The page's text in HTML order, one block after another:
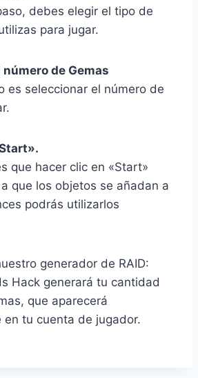
debes elegir el tipo de
para jugar.
de Gemas
es seleccionar el número de
que hacer clic en «Start»
que los objetos se añadan a
podrás utilizarlos
generador de RAID:
Hack generará tu cantidad
que aparecerá
en tu cuenta de jugador.